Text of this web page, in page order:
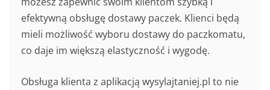
efektywną obsługę dostawy paczek. Klienci będą
mieli możliwość wyboru dostawy do paczkomatu,
co daje im większą elastyczność i wygodę.
Obsługa klienta z aplikacją wysylajtaniej.pl to nie